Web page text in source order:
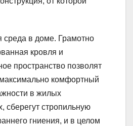
среда в доме. Грамотно
кровля и
пространство позволят
комфортный
в жилых
сберегут стропильную
гниения, и в целом